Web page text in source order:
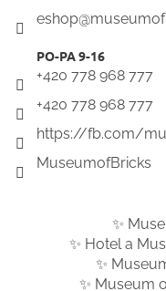
eshop@
+420 778 968 777
+420 778 968 777
https://fb.com/
MuseumofBricks
✨
✨ Hotel a
✨
✨ Museum